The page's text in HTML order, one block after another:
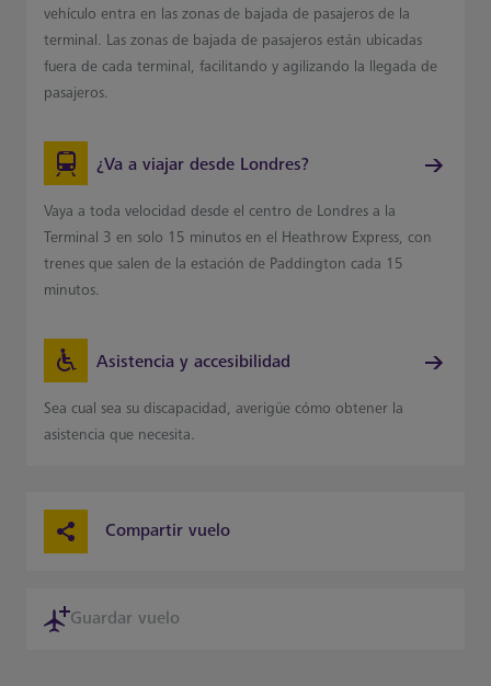
vehículo entra en las zonas de bajada de pasajeros de la
terminal. Las zonas de bajada de pasajeros están ubicadas
fuera de cada terminal, facilitando y agilizando la llegada de
pasajeros.
¿Va a viajar desde Londres?
Vaya a toda velocidad desde el centro de Londres a la
Terminal 3 en solo 15 minutos en el Heathrow Express, con
trenes que salen de la estación de Paddington cada 15
minutos.
Asistencia y accesibilidad
Sea cual sea su discapacidad, averigüe cómo obtener la
asistencia que necesita.
Compartir vuelo
Guardar vuelo